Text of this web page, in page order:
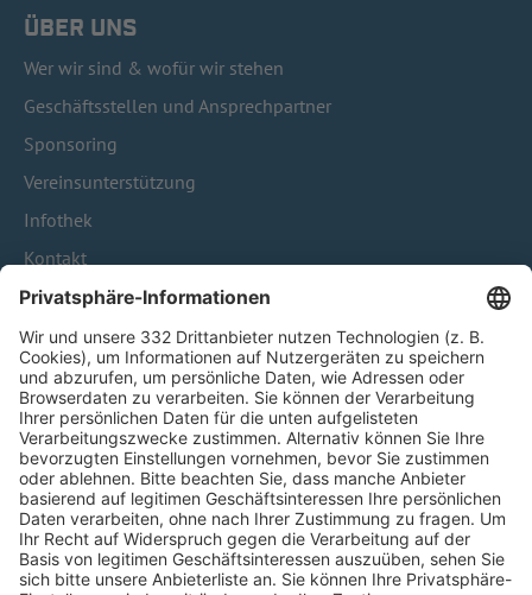
ÜBER UNS
Wer wir sind & wofür wir stehen
Geschäftsstellen und Ansprechpartner
Sponsoring
Vereinsunterstützung
Infothek
Kontakt
HÄUFIG BESUCHTE SEITEN
Pässe und Vereinswechsel
Trainerausbildung
Schulungsangebot Vereinsmitarbeiter
BFV-Geschäftsstellen
Trainerbörse
Login SpielPlus